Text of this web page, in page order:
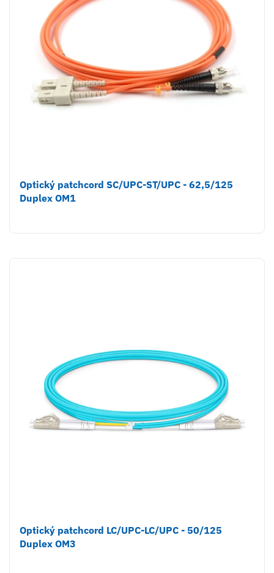
Optický patchcord SC/UPC-ST/UPC - 62,5/125
Duplex OM1
Optický patchcord LC/UPC-LC/UPC - 50/125
Duplex OM3